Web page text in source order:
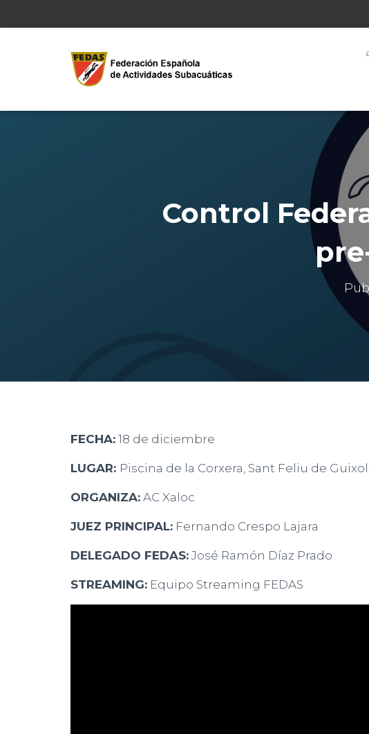
Control
FECHA: 18 de diciembre
LUGAR: Piscina de la Corxera, Sant Feliu de
ORGANIZA: AC Xaloc
JUEZ PRINCIPAL: Fernando Crespo Lajara
DELEGADO FEDAS:José Ramón Díaz Prado
STREAMING: Equipo Streaming FEDAS